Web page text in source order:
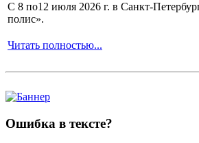
С 8 по12 июля 2026 г. в Санкт-
полис».
Читать полностью...
Ошибка в тексте?